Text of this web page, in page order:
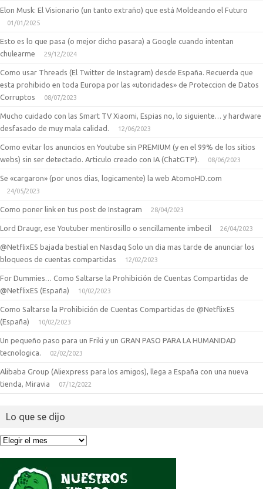
Elon Musk: El Visionario (un tanto extraño) que está Moldeando el Futuro
01/01/2025
Esto es lo que pasa (o mejor dicho pasara) a Google cuando intentan
chulearme
29/12/2024
Como usar Threads (El Twitter de Instagram) desde España. Recuerda que
esta prohibido en toda Europa por las «utoridades» de Proteccion de Datos
Corruptos
08/07/2023
Mucho cuidado con las Smart TV Xiaomi, Espias no, lo siguiente… y hardware
desfasado de muy mala calidad.
12/06/2023
Como evitar los anuncios en Youtube sin PREMIUM (y en el 99% de los sitios
webs) sin ser detectado. Articulo creado con IA (ChatGTP).
08/06/2023
Se «cargaron» (por unos dias, logicamente) la web AtomoHD.com
24/05/2023
Como poner link en tus post de Instagram 28/04/2023
Lord Draugr, ese Youtuber mentirosillo o sencillamente imbecil 26/04/2023
@NetflixES bajada bestial en Nasdaq Solo un dia mas tarde de anunciar los
bloqueos de cuentas compartidas
12/02/2023
For Dummies… Como Saltarse la Prohibición de Cuentas Compartidas de
@NetflixES (España)
10/02/2023
Como Saltarse la Prohibición de Cuentas Compartidas de @NetflixES
(España)
10/02/2023
Un pequeño paso para un Friki y un GRAN PASO PARA LA HUMANIDAD
tecnologica.
02/02/2023
Alibaba Group (Aliexpress para los amigos), llega a España con una nueva
tienda, Miravia
07/12/2022
Lo que se dijo
Lo